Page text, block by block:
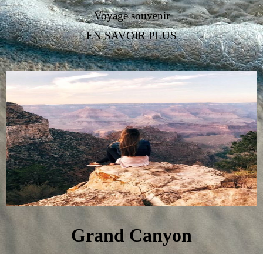
Voyage souvenir
EN SAVOIR PLUS
Grand Canyon